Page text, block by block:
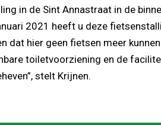
in de Sint Annastraat in de
2021 heeft u deze
dat hier geen fietsen meer
toiletvoorziening en de
stelt Krijnen.